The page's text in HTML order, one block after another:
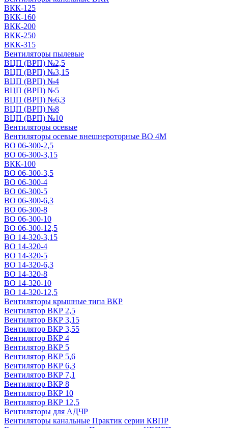
ВКК-125
ВКК-160
ВКК-200
ВКК-250
ВКК-315
Вентиляторы пылевые
ВЦП (ВРП) №2,5
ВЦП (ВРП) №3,15
ВЦП (ВРП) №4
ВЦП (ВРП) №5
ВЦП (ВРП) №6,3
ВЦП (ВРП) №8
ВЦП (ВРП) №10
Вентиляторы осевые
Вентиляторы осевые внешнероторные ВО 4М
ВО 06-300-2,5
ВО 06-300-3,15
ВКК-100
ВО 06-300-3,5
ВО 06-300-4
ВО 06-300-5
ВО 06-300-6,3
ВО 06-300-8
ВО 06-300-10
ВО 06-300-12,5
ВО 14-320-3,15
ВО 14-320-4
ВО 14-320-5
ВО 14-320-6,3
ВО 14-320-8
ВО 14-320-10
ВО 14-320-12,5
Вентиляторы крышные типа ВКР
Вентилятор ВКР 2,5
Вентилятор ВКР 3,15
Вентилятор ВКР 3,55
Вентилятор ВКР 4
Вентилятор ВКР 5
Вентилятор ВКР 5,6
Вентилятор ВКР 6,3
Вентилятор ВКР 7,1
Вентилятор ВКР 8
Вентилятор ВКР 10
Вентилятор ВКР 12,5
Вентиляторы для АДЧР
Вентиляторы канальные Практик серии КВПР